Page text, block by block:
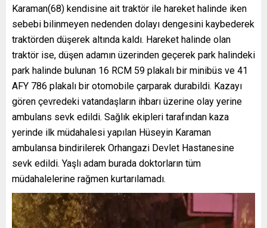
Karaman(68) kendisine ait traktör ile hareket halinde iken
sebebi bilinmeyen nedenden dolayı dengesini kaybederek
traktörden düşerek altında kaldı. Hareket halinde olan
traktör ise, düşen adamın üzerinden geçerek park halindeki
park halinde bulunan 16 RCM 59 plakalı bir minibüs ve 41
AFY 786 plakalı bir otomobile çarparak durabildi. Kazayı
gören çevredeki vatandaşların ihbarı üzerine olay yerine
ambulans sevk edildi. Sağlık ekipleri tarafından kaza
yerinde ilk müdahalesi yapılan Hüseyin Karaman
ambulansa bindirilerek Orhangazi Devlet Hastanesine
sevk edildi. Yaşlı adam burada doktorların tüm
müdahalelerine rağmen kurtarılamadı.